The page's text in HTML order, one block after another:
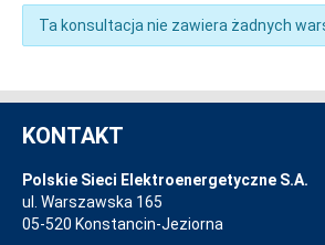
Ta konsultacja nie zawiera żadnych
KONTAKT
Polskie Sieci Elektroenergetyczne S.A.
ul. Warszawska 165
05-520 Konstancin-Jeziorna